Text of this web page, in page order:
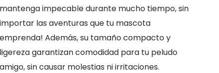
impecable durante mucho tiempo, sin
las aventuras que tu mascota
Además, su tamaño compacto y
garantizan comodidad para tu peludo
sin causar molestias ni irritaciones.